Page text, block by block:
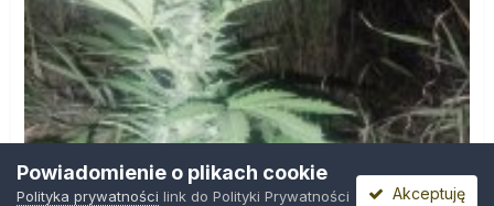
Powiadomienie o plikach cookie
Polityka prywatności link do Polityki Prywatności
Akceptuję